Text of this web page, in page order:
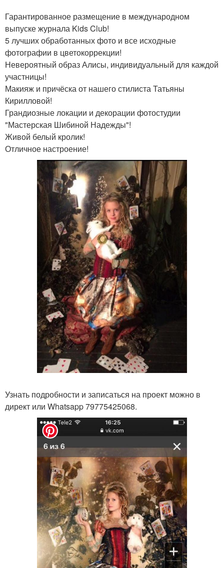
Гарантированное размещение в международном
выпуске журнала Kids Club!
5 лучших обработанных фото и все исходные
фотографии в цветокоррекции!
Невероятный образ Алисы, индивидуальный для каждой
участницы!
Макияж и причёска от нашего стилиста Татьяны
Кирилловой!
Грандиозные локации и декорации фотостудии
"Мастерская Шибиной Надежды"!
Живой белый кролик!
Отличное настроение!
Узнать подробности и записаться на проект можно в
директ или Whatsapp 79775425068.